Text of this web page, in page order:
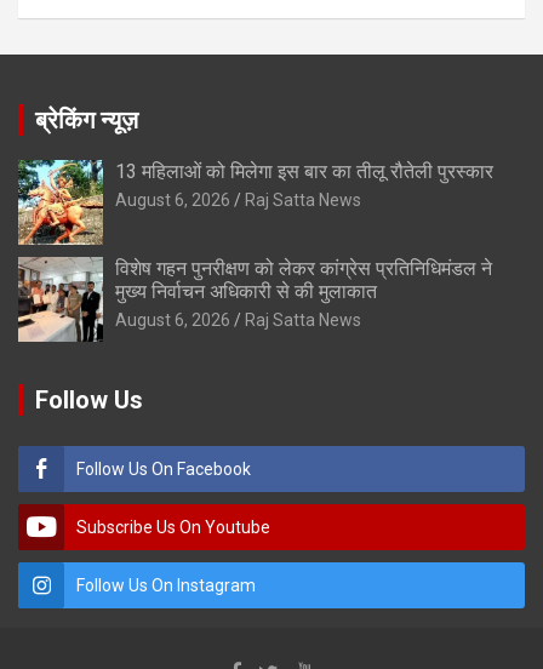
ब्रेकिंग न्यूज़
13 महिलाओं को मिलेगा इस बार का तीलू रौतेली पुरस्कार
August 6, 2026 Raj Satta News
विशेष गहन पुनरीक्षण को लेकर कांग्रेस प्रतिनिधिमंडल ने
मुख्य निर्वाचन अधिकारी से की मुलाकात
August 6, 2026 Raj Satta News
Follow Us
Follow Us On Facebook
Subscribe Us On Youtube
Follow Us On Instagram